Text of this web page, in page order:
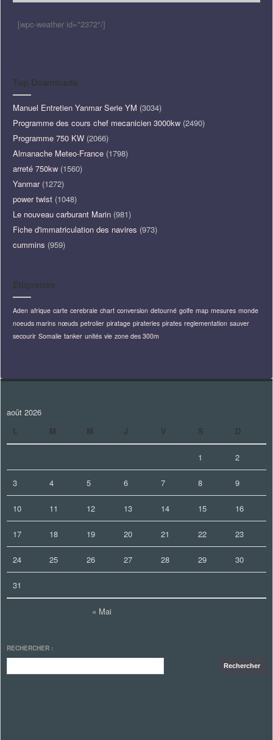
[wpc-weather id="2372"/]
Top Downloads
Manuel Entretien Yanmar Serie YM (3034)
Programme des cours chef mecanicien 3000kw (2490)
Programme 750 KW (2066)
Almanache Meteo-France (1798)
arreté 750kw (1560)
Yanmar(1272)
power twist (1048)
Le nouveau carburant Marin (981)
Fiche d'immatriculation des navires (973)
cummins (959)
Étiquettes
Aden afrique carte cerebrale chart conversion detourné golfe map mesures monde
noeuds marins nœuds petrolier piratage pirateries pirates reglementation sauver
secourir Somalie tanker unités vie zone des 300m
août 2026
L
M M J V S D
« Mai
1 2
3 4 5 6 7 8 9
10 11 12 13 14 15 16
17 18 19 20 21 22 23
24 25 26 27 28 29 30
31
RECHERCHER :